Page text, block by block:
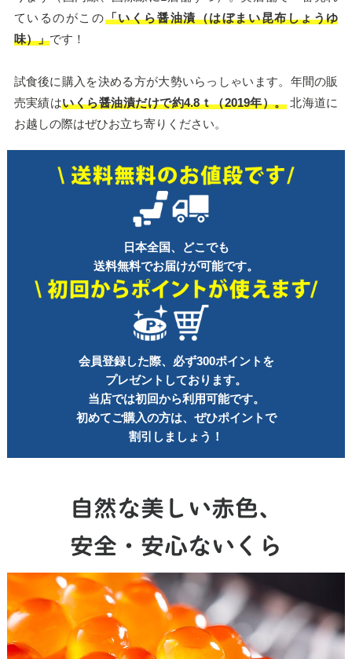
ているのがこの「いくら醤油漬（はぼまい昆布しょうゆ
味）」です！
試食後に購入を決める方が大勢いらっしゃいます。年間の販
売実績はいくら醤油漬だけで約4.8ｔ（2019年）。北海道に
お越しの際はぜひお立ち寄りください。
日本全国、どこでも
送料無料でお届けが可能です。
会員登録した際、必ず300ポイントを
プレゼントしております。
当店では初回から利用可能です。
初めてご購入の方は、ぜひポイントで
割引しましょう！
自然な美しい赤色、
安全・安心ないくら